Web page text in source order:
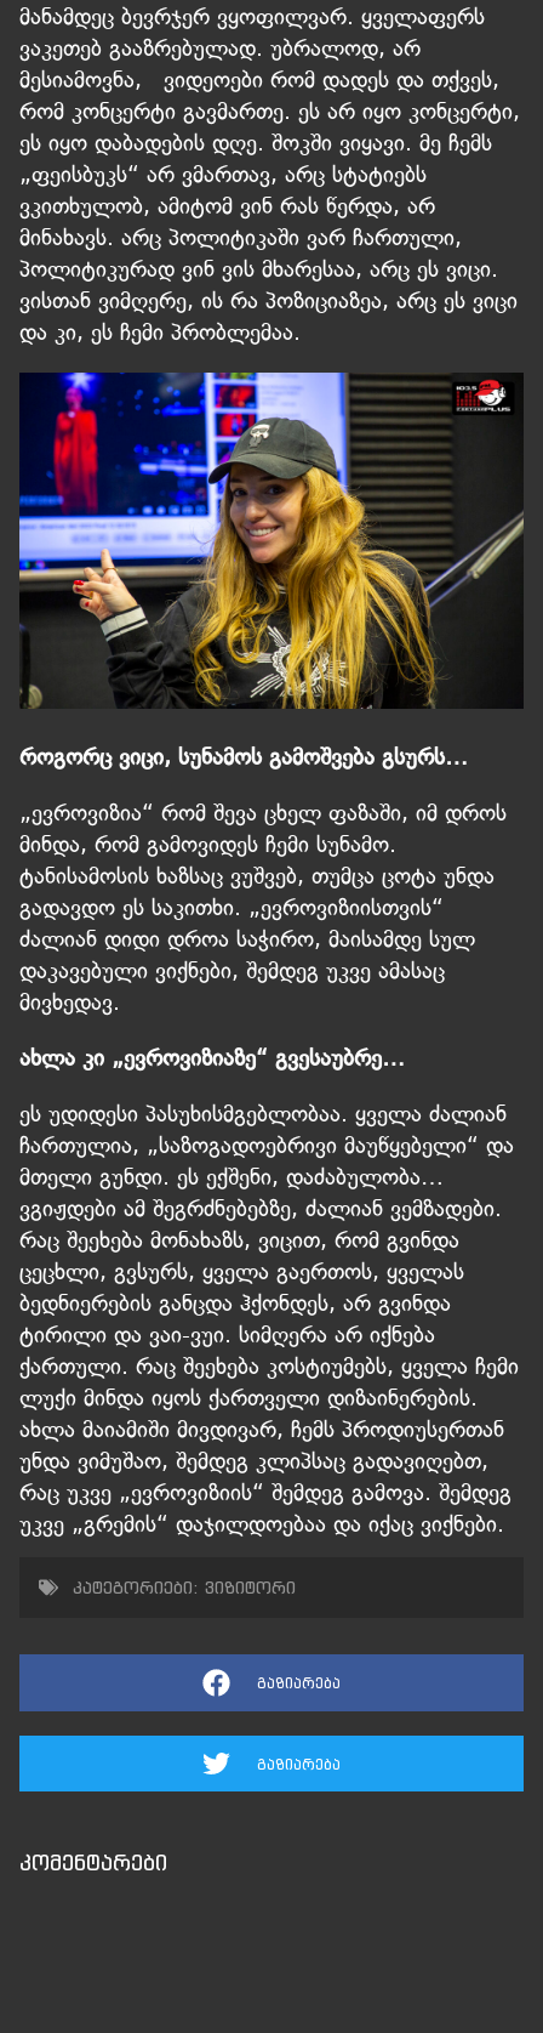
მანამდეც ბევრჯერ ვყოფილვარ. ყველაფერს
ვაკეთებ გააზრებულად. უბრალოდ, არ
მესიამოვნა, ვიდეოები რომ დადეს და თქვეს,
რომ კონცერტი გავმართე. ეს არ იყო კონცერტი,
ეს იყო დაბადების დღე. შოკში ვიყავი. მე ჩემს
„ფეისბუკს“ არ ვმართავ, არც სტატიებს
ვკითხულობ, ამიტომ ვინ რას წერდა, არ
მინახავს. არც პოლიტიკაში ვარ ჩართული,
პოლიტიკურად ვინ ვის მხარესაა, არც ეს ვიცი.
ვისთან ვიმღერე, ის რა პოზიციაზეა, არც ეს ვიცი
და კი, ეს ჩემი პრობლემაა.
როგორც ვიცი, სუნამოს გამოშვება გსურს…
„ევროვიზია“ რომ შევა ცხელ ფაზაში, იმ დროს
მინდა, რომ გამოვიდეს ჩემი სუნამო.
ტანისამოსის ხაზსაც ვუშვებ, თუმცა ცოტა უნდა
გადავდო ეს საკითხი. „ევროვიზიისთვის“
ძალიან დიდი დროა საჭირო, მაისამდე სულ
დაკავებული ვიქნები, შემდეგ უკვე ამასაც
მივხედავ.
ახლა კი „ევროვიზიაზე“ გვესაუბრე…
ეს უდიდესი პასუხისმგებლობაა. ყველა ძალიან
ჩართულია, „საზოგადოებრივი მაუწყებელი“ და
მთელი გუნდი. ეს ექშენი, დაძაბულობა…
ვგიჟდები ამ შეგრძნებებზე, ძალიან ვემზადები.
რაც შეეხება მონახაზს, ვიცით, რომ გვინდა
ცეცხლი, გვსურს, ყველა გაერთოს, ყველას
ბედნიერების განცდა ჰქონდეს, არ გვინდა
ტირილი და ვაი-ვუი. სიმღერა არ იქნება
ქართული. რაც შეეხება კოსტიუმებს, ყველა ჩემი
ლუქი მინდა იყოს ქართველი დიზაინერების.
ახლა მაიამიში მივდივარ, ჩემს პროდიუსერთან
უნდა ვიმუშაო, შემდეგ კლიპსაც გადავიღებთ,
რაც უკვე „ევროვიზიის“ შემდეგ გამოვა. შემდეგ
უკვე „გრემის“ დაჯილდოებაა და იქაც ვიქნები.
კატეგორიები: ვიზიტორი
გაზიარება
გაზიარება
კომენტარები